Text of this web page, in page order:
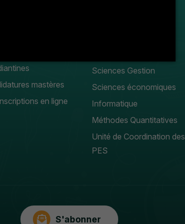
mastères
en ligne
Sciences Gestion
Sciences économiques
Informatique
Méthodes Quantitatives
Unité de Coordination des
PES
S'abonner